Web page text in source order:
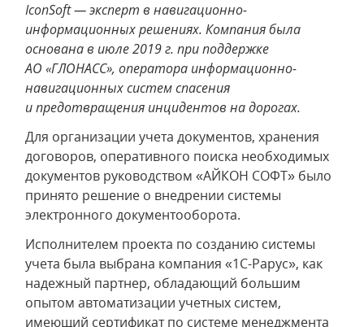
IconSoft — эксперт в навигационно-
информационных решениях. Компания была
основана в июле 2019 г. при поддержке
АО «ГЛОНАСС», оператора информационно-
навигационных систем спасения
и предотвращения инцидентов на дорогах.
Для организации учета документов, хранения
договоров, оперативного поиска необходимых
документов руководством «АЙКОН СОФТ» было
принято решение о внедрении системы
электронного документооборота.
Исполнителем проекта по созданию системы
учета была выбрана компания «1C-Papyc», как
надежный партнер, обладающий большим
опытом автоматизации учетных систем,
имеющий сертификат по системе менеджмента